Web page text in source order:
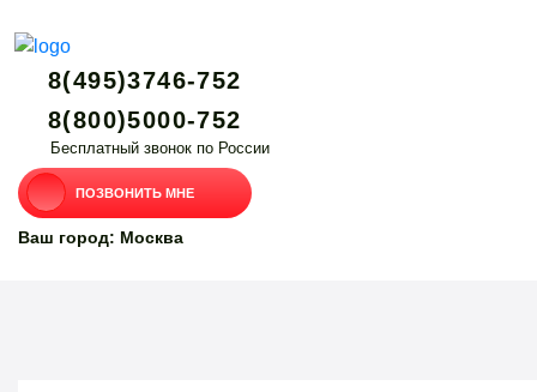
8(495)3746-752
8(800)5000-752
Бесплатный звонок по России
ПОЗВОНИТЬ МНЕ
Ваш город: Москва